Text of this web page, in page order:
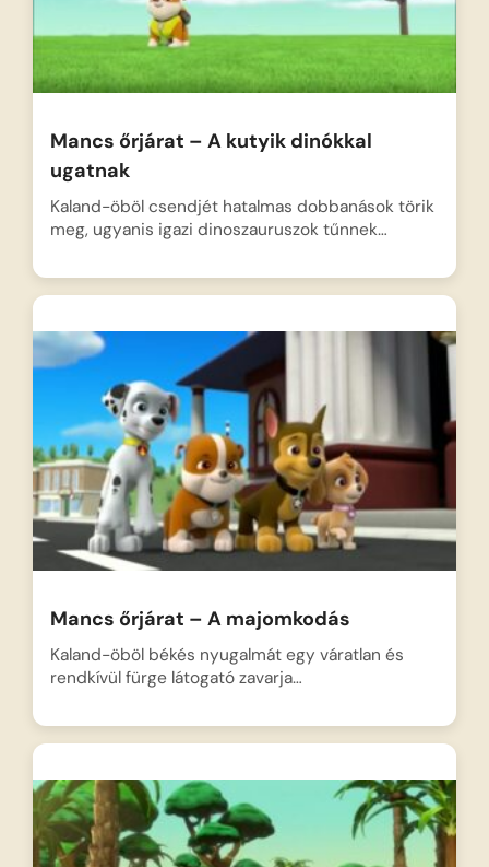
Mancs őrjárat – A kutyik dinókkal
ugatnak
Kaland-öböl csendjét hatalmas dobbanások törik
meg, ugyanis igazi dinoszauruszok tűnnek…
Mancs őrjárat – A majomkodás
Kaland-öböl békés nyugalmát egy váratlan és
rendkívül fürge látogató zavarja…